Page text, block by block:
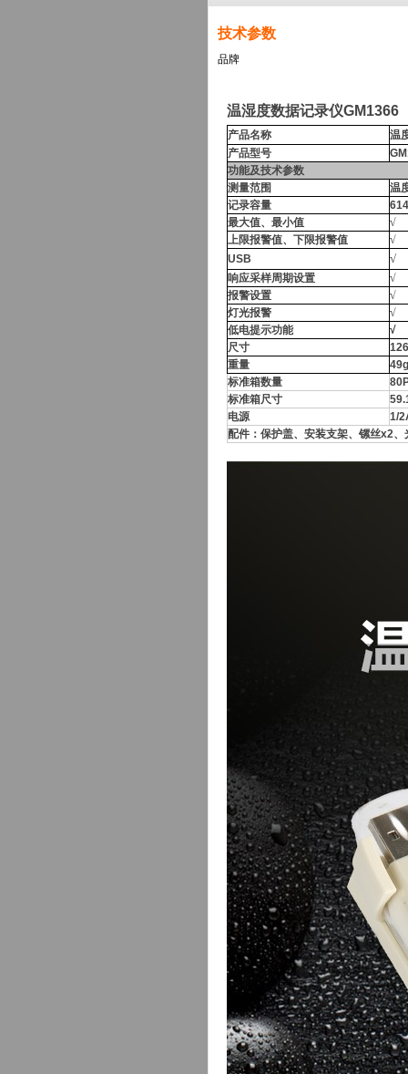
技术参数
品牌
温湿度数据记录仪GM1366
产品名称
温
产品型号
功能及技术参数
测量范围
温
记录容量
最大值、最小值
√
上限报警值、下限报警值
√
USB
√
响应采样周期设置
√
报警设置
√
灯光报警
√
低电提示功能
√
尺寸
重量
49g
标准箱数量
标准箱尺寸
电源
1/
配件：保护盖、安装支架、镙丝x2、